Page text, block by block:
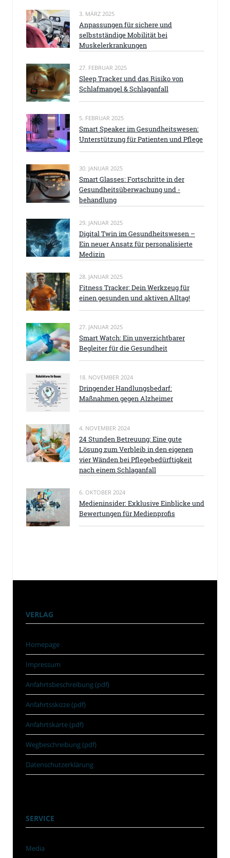
3. MÄRZ 2025
Anpassungen für sichere und
selbstständige Mobilität bei
Muskelerkrankungen
27. FEBRUAR 2025
Sleep Tracker und das Risiko von
Schlafmangel & Schlaganfall
5. FEBRUAR 2025
Smart Speaker im Gesundheitswesen:
Unterstützung für Patienten und Pflege
30. JANUAR 2025
Smart Glasses: Fortschritte in der
Gesundheitsüberwachung und -
behandlung
29. JANUAR 2025
Digital Twin im Gesundheitswesen –
Ein neuer Ansatz für personalisierte
Medizin
28. JANUAR 2025
Fitness Tracker: Dein Werkzeug für
einen gesunden und aktiven Alltag!
27. JANUAR 2025
Smart Watch: Ein unverzichtbarer
Begleiter für die Gesundheit
18. NOVEMBER 2024
Dringender Handlungsbedarf:
Maßnahmen gegen Alzheimer
4. NOVEMBER 2024
24 Stunden Betreuung: Eine gute
Lösung zum Verbleib in den eigenen
vier Wänden bei Pflegebedürftigkeit
nach einem Schlaganfall
6. OKTOBER 2024
Medieninsider: Exklusive Einblicke und
Bewertungen für Medienprofis
VERLAG
Homepage
Impressum
Anfahrtsbeschreibung (pdf)
Anfahrtsskizze (pdf)
Anfahrtskarte (pdf)
Wegbeschreibung (pdf)
Datenschutzerklärung
SERVICE
Media